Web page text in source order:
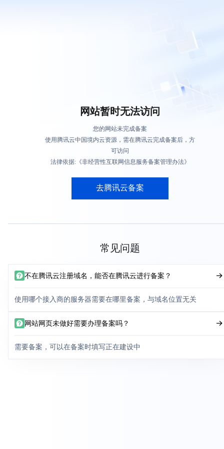
网站暂时无法访问
您的网站未完成备案
使用腾讯云中国境内云资源，需在腾讯云完成备案后，方
可访问
法律依据:《非经营性互联网信息服务备案管理办法》
去腾讯云备案
常见问题
不在腾讯云注册域名，能否在腾讯云进行备案？
使用哪个接入商的服务器需要在哪里备案，与域名位置无关
网站网页未做好需要办理备案吗？
需要备案，可以在备案时填写正在建设中